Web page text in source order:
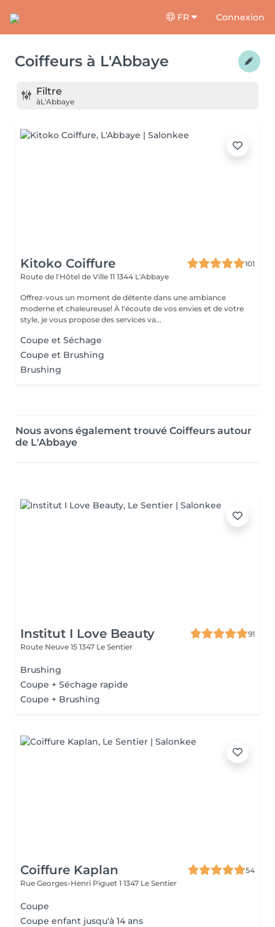
FR Connexion
Coiffeurs à L'Abbaye
Filtre
àL'Abbaye
Kitoko Coiffure
101
Route de l'Hôtel de Ville 11 1344 L'Abbaye
Offrez-vous un moment de détente dans une ambiance
moderne et chaleureuse! À l'écoute de vos envies et de votre
style, je vous propose des services va...
Coupe et Séchage
Coupe et Brushing
Brushing
Nous avons également trouvé Coiffeurs autour
de L'Abbaye
Institut I Love Beauty
91
Route Neuve 15 1347 Le Sentier
Brushing
Coupe + Séchage rapide
Coupe + Brushing
Coiffure Kaplan
54
Rue Georges-Henri Piguet 1 1347 Le Sentier
Coupe
Coupe enfant jusqu'à 14 ans